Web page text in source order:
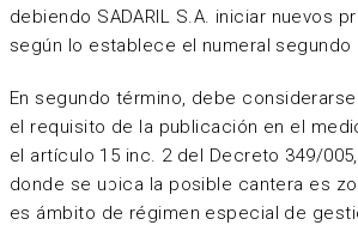
debiendo SADARIL S.A. iniciar nuevos
según lo establece el numeral
En segundo término, debe
el requisito de la publicación en el
el artículo 15 inc. 2 del Decreto 349/
donde se ubica la posible cantera es
es ámbito de régimen especial de